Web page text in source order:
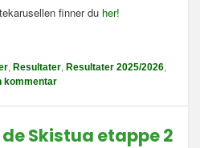
finner du her!
Resultater Resultater 2025/2026
kommentar
Skistua etappe 2